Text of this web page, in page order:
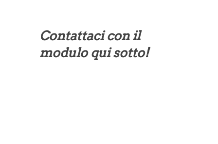
Contattaci con il
modulo qui sotto!